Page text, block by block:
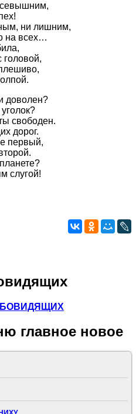
ни лишним,
на всех…
головой,
доволен?
свободен.
дорог.
первый,
слугой!
главное новое